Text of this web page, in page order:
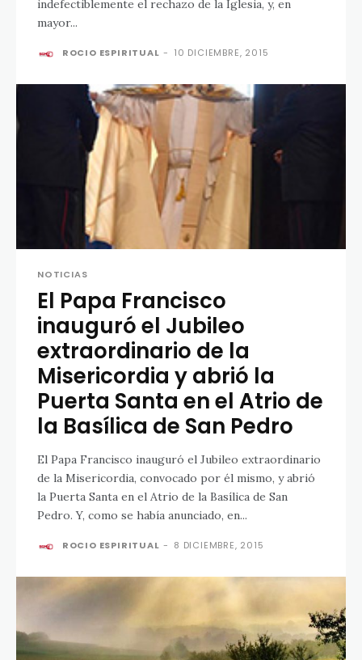
indefectiblemente el rechazo de la Iglesia, y, en
mayor...
ROCIO ESPIRITUAL - 10 DICIEMBRE, 2015
NOTICIAS
El Papa Francisco
inauguró el Jubileo
extraordinario de la
Misericordia y abrió la
Puerta Santa en el Atrio de
la Basílica de San Pedro
El Papa Francisco inauguró el Jubileo extraordinario
de la Misericordia, convocado por él mismo, y abrió
la Puerta Santa en el Atrio de la Basílica de San
Pedro. Y, como se había anunciado, en...
ROCIO ESPIRITUAL - 8 DICIEMBRE, 2015